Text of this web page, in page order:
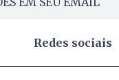
Redes sociais